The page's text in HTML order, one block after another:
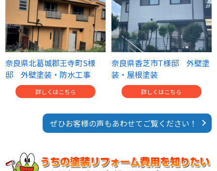
奈良県北葛城郡王寺町S様
邸 外壁塗装・防水工事
詳しくはこちら
奈良県香芝市T様邸 外壁塗
装・屋根塗装
詳しくはこちら
ぜひお客様の声もあわせてご覧ください！